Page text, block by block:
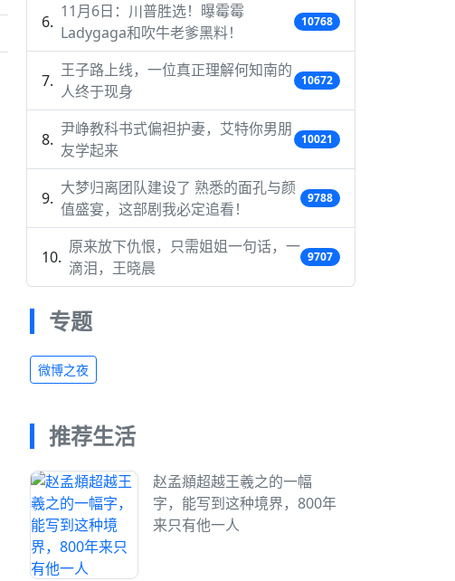
11月6日：川普胜选！曝霉霉
Ladygaga和吹牛老爹黑料！
10768
王子路上线，一位真正理解何知南的
人终于现身
10672
尹峥教科书式偏袒护妻，艾特你男朋
友学起来
10021
大梦归离团队建设了 熟悉的面孔与颜
值盛宴，这部剧我必定追看！
9788
原来放下仇恨，只需姐姐一句话，一
滴泪，王晓晨
9707
专题
微博之夜
推荐生活
赵孟頫超越王羲之的一幅
字，能写到这种境界，800年
来只有他一人